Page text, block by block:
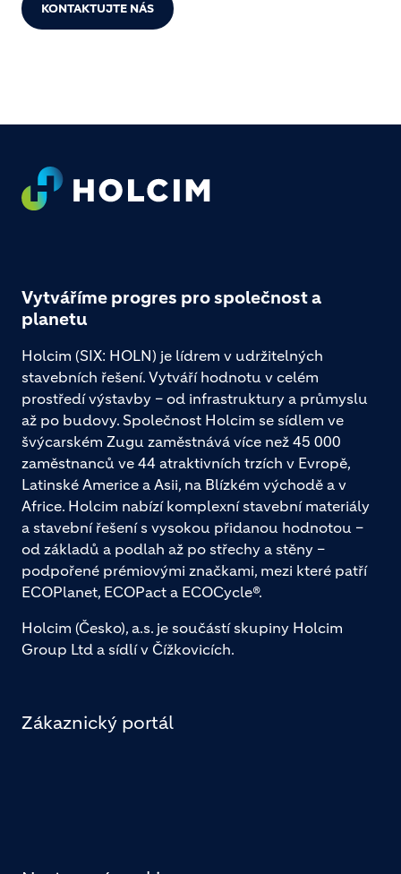
KONTAKTUJTE NÁS
Footer
Vytváříme progres pro společnost a
planetu
Holcim (SIX: HOLN) je lídrem v udržitelných
stavebních řešení. Vytváří hodnotu v celém
prostředí výstavby – od infrastruktury a průmyslu
až po budovy. Společnost Holcim se sídlem ve
švýcarském Zugu zaměstnává více než 45 000
zaměstnanců ve 44 atraktivních trzích v Evropě,
Latinské Americe a Asii, na Blízkém východě a v
Africe. Holcim nabízí komplexní stavební materiály
a stavební řešení s vysokou přidanou hodnotou –
od základů a podlah až po střechy a stěny –
podpořené prémiovými značkami, mezi které patří
ECOPlanet, ECOPact a ECOCycle®.
Holcim (Česko), a.s. je součástí skupiny Holcim
Group Ltd a sídlí v Čížkovicích.
Zákaznický portál